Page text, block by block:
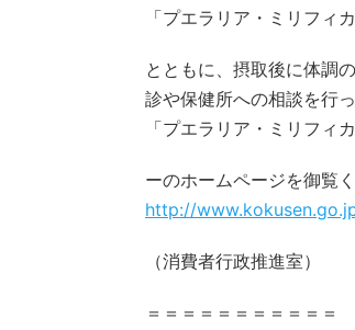
「プエラリア・ミリフィ
とともに、摂取後に体調
診や保健所への相談を行っ
「プエラリア・ミリフィ
ーのホームページを御覧く
http://
（消費者行政推進室）
＝＝＝＝＝＝＝＝＝＝＝